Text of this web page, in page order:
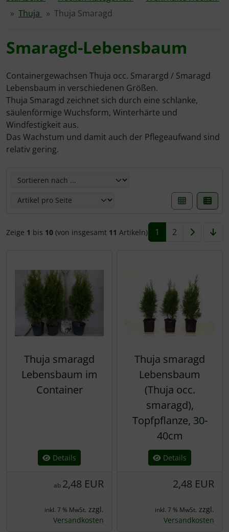
Thuja
Thuja Smaragd
Smaragd-Lebensbaum
Containergewachsen Thuja occ. Smarargd / Smaragd
Lebensbaum in verschiedenen Größen.
Thuja Smaragd zeichnet sich durch eine schlanke,
säulenförmige Wuchsform, Winterhärte und
Windfestigkeit aus.
Das Wachstum und damit auch der Pflegeaufwand sind
relativ gering.
Zeige 1 bis 10 (von insgesamt 11 Artikeln) 1 2
Thuja smaragd
Lebensbaum im
Container
Details
ab 2,48 EUR
inkl. 7 % MwSt. zzgl.
Versandkosten
Thuja smaragd
Lebensbaum
(Thuja occ.
smaragd),
Topfpflanze, 30-
40cm
Details
2,48 EUR
inkl. 7 % MwSt. zzgl.
Versandkosten
Glanzmispel
Hainbuche
Heckenrose
ilex
Kirschlorbeer
Novita
Obelisk
Otto Luyken
Rotundifolia
Übersicht
Liguster
Ölweide
Rotbuche
Obelisk
Otto Luyken
Rotundifolia
Übersicht
Thuja Columna
Thuja Smaragd
Obelisk
Otto Luyken
Rotundifolia
Übersicht
Obelisk
Otto Luyken
Rotundifolia
Übersicht
Obelisk
Rotundifolia
Taxus (Eibe)
Thuja
Stauden
Maiblumenstrauch
Frauenmantel / Alchemilla mollis
Niedrige Purpurbeere
Fünffingerstrauch / Potentilla
Immergrün / Vinca
Immergrün / Vinca
Lonicera
Spierstrauch / Spiraea